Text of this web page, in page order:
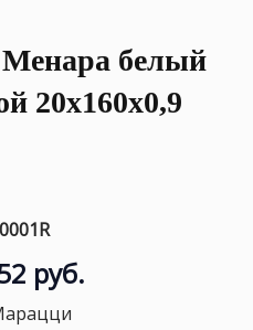
белый
20x160x0,9
руб.